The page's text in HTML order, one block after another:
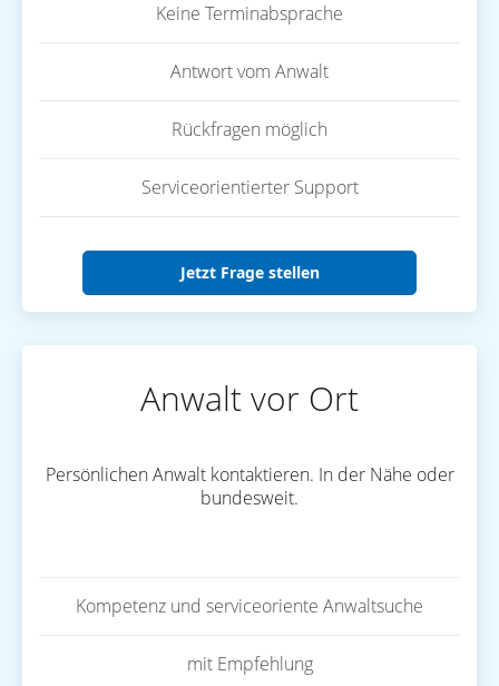
Keine Terminabsprache
Antwort vom Anwalt
Rückfragen möglich
Serviceorientierter Support
Jetzt Frage stellen
Anwalt vor Ort
Persönlichen Anwalt kontaktieren. In der Nähe oder
bundesweit.
Kompetenz und serviceoriente Anwaltsuche
mit Empfehlung